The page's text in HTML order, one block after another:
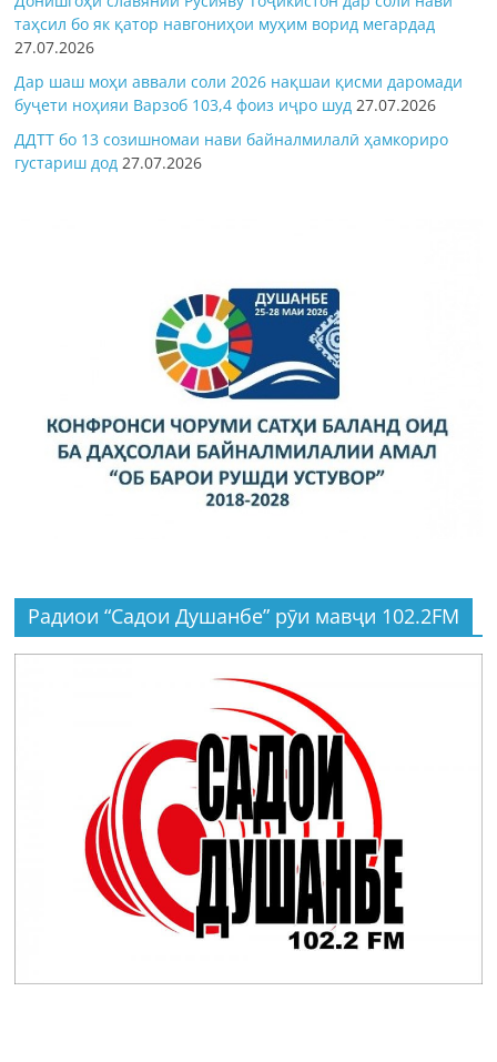
таҳсил бо як қатор навгониҳои муҳим ворид мегардад
27.07.2026
Дар шаш моҳи аввали соли 2026 нақшаи қисми даромади
буҷети ноҳияи Варзоб 103,4 фоиз иҷро шуд 27.07.2026
ДДТТ бо 13 созишномаи нави байналмилалӣ ҳамкориро
густариш дод 27.07.2026
Радиои “Садои Душанбе” рӯи мавҷи 102.2FM